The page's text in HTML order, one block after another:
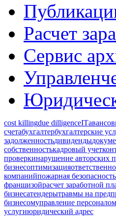
Расчет
Сервис
cost killingdue dilligenceIT
счетабухгалтербухгалтерские
задолженностьдивиденды
собственностькадровый учет
проверкинарушение авторских
бизнесоптимизация
компанийпожарная безопасность
франшизойрасчет заработной
бизнесатендерытравмы на
бизнесомуправление персоналом
услугиюридический адрес